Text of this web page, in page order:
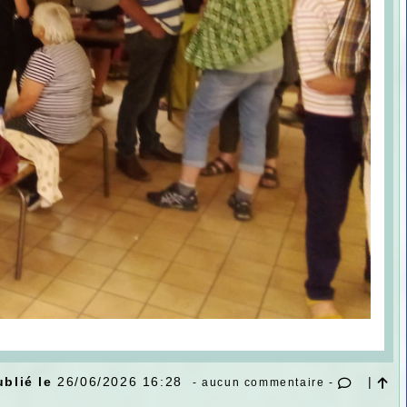
le26/06/2026 16:28- aucun commentaire - |